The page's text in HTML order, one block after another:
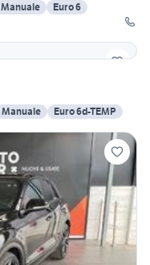
Manuale
Euro 6
Manuale Euro 6d-TEMP